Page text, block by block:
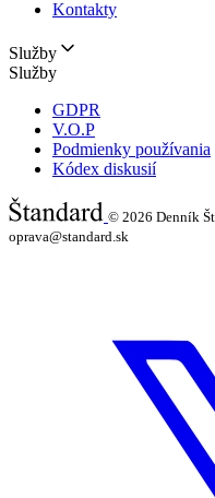
Kontakty
Služby
Služby
GDPR
V.O.P
Podmienky používania
Kódex diskusií
© 2026 Denník
oprava@standard.sk